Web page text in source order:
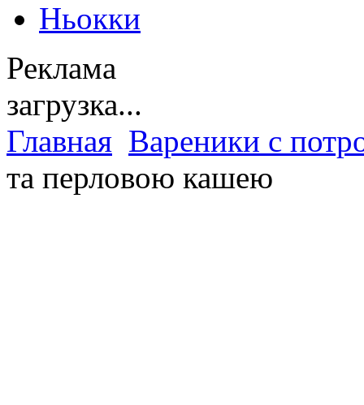
Ньокки
Реклама
загрузка...
Главная Вареники с
та перловою кашею